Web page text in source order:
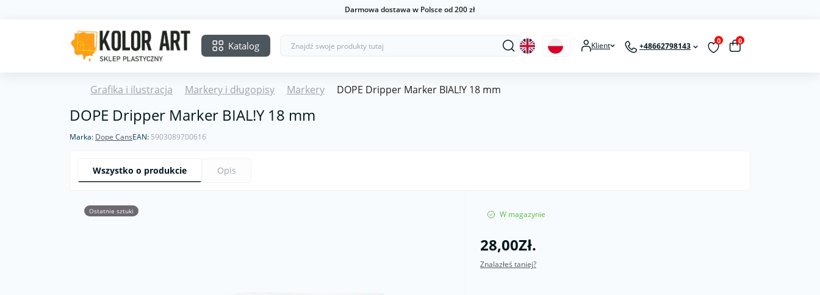
Darmowa dostawa w Polsce od 200 zł
Katalog Klient +48662798143
0 0
Grafika i ilustracja Markery i długopisy Markery DOPE Dripper Marker BIAL!Y 18 mm
DOPE Dripper Marker BIAL!Y 18 mm
Marka: Dope CansEAN: 5903089700616
Wszystko o produkcie Opis
Ostatnie sztuki W magazynie
28,00Zł.
Znalazłeś taniej?